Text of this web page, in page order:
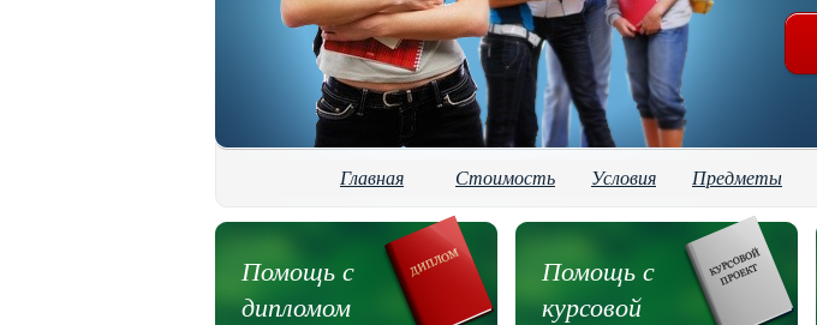
Главная Стоимость Условия Предметы
Помощь с
дипломом
Помощь с
курсовой